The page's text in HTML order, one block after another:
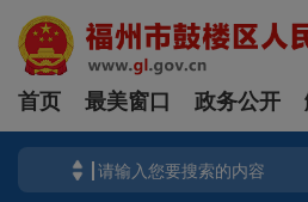
首页 最美窗口 政务公开